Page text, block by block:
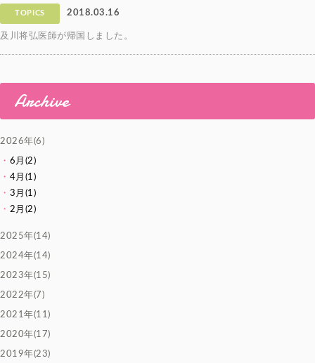
TOPICS 2018.03.16
及川将弘医師が帰国しました。
Archive
2026年(6)
6月(2)
4月(1)
3月(1)
2月(2)
2025年(14)
2024年(14)
2023年(15)
2022年(7)
2021年(11)
2020年(17)
2019年(23)